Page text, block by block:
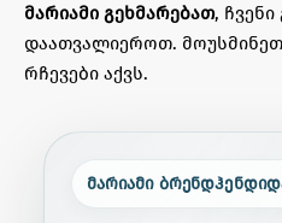
მარიამი გეხმარებათ,
დაათვალიეროთ.
რჩევები აქვს.
მარიამი